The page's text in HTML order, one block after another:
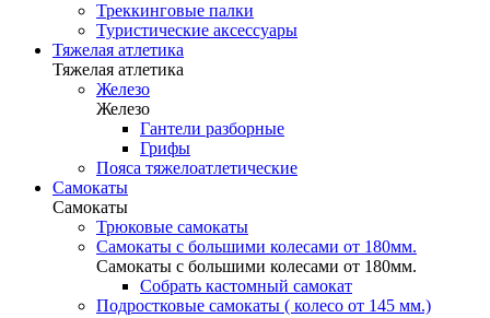
Треккинговые палки
Туристические аксессуары
Тяжелая атлетика
Тяжелая атлетика
Железо
Железо
Гантели разборные
Грифы
Пояса тяжелоатлетические
Самокаты
Самокаты
Трюковые самокаты
Самокаты с большими колесами от 180мм.
Самокаты с большими колесами от 180мм.
Собрать кастомный самокат
Подростковые самокаты ( колесо от 145 мм.)